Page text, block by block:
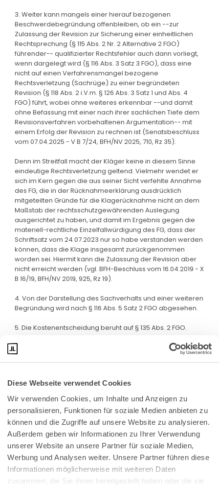
Diese Webseite verwendet Cookies
Wir verwenden Cookies, um Inhalte und Anzeigen zu
personalisieren, Funktionen für soziale Medien anbieten zu
können und die Zugriffe auf unsere Website zu analysieren.
Außerdem geben wir Informationen zu Ihrer Verwendung
unserer Website an unsere Partner für soziale Medien,
Werbung und Analysen weiter. Unsere Partner führen diese
Informationen möglicherweise mit weiteren Daten
zusammen, die Sie ihnen bereitgestellt haben oder die sie
3. Weiter kann mangels einer hierauf bezogenen
Beschwerdebegründung offenbleiben, ob ein --zur
Zulassung der Revision zur Sicherung einer einheitlichen
Rechtsprechung (§ 115 Abs. 2 Nr. 2 Alternative 2 FGO)
führender-- qualifizierter Rechtsfehler auch dann vorliegt,
wenn dargelegt wird (§ 116 Abs. 3 Satz 3 FGO), dass eine
nicht auf einen Verfahrensmangel bezogene
Rechtsverletzung (Sachrüge) zu einer begründeten
Revision (§ 118 Abs. 2 i.V.m. § 126 Abs. 3 Satz 1 und Abs. 4
FGO) führt, wobei ohne weiteres erkennbar --und damit
ohne Befassung mit einer nach ihrer sachlichen Tiefe dem
Revisionsverfahren vorbehaltenen Argumentation-- mit
einem Erfolg der Revision zu rechnen ist (Senatsbeschluss
vom 07.04.2025 - V B 7/24, BFH/NV 2025, 710, Rz 35).
Denn im Streitfall macht der Kläger keine in diesem Sinne
eindeutige Rechtsverletzung geltend. Vielmehr wendet er
sich im Kern gegen die aus seiner Sicht verfehlte Annahme
des FG, die in der Rücknahmeerklärung ausdrücklich
mitgeteilten Gründe für die Klagerücknahme nicht an dem
Maßstab der rechtsschutzgewährenden Auslegung
ausgerichtet zu haben, und damit im Ergebnis gegen die
materiell-rechtliche Einzelfallwürdigung des FG, dass der
Schriftsatz vom 24.07.2023 nur so habe verstanden werden
können, dass die Klage insgesamt zurückgenommen
worden sei. Hiermit kann die Zulassung der Revision aber
nicht erreicht werden (vgl. BFH-Beschluss vom 16.04.2019 - X
B 16/19, BFH/NV 2019, 925, Rz 19).
4. Von der Darstellung des Sachverhalts und einer weiteren
Begründung wird nach § 116 Abs. 5 Satz 2 FGO abgesehen.
5. Die Kostenentscheidung beruht auf § 135 Abs. 2 FGO.
Bundeskanzlerplatz 2
53113 Bonn
Pressemitteilungen|AGB